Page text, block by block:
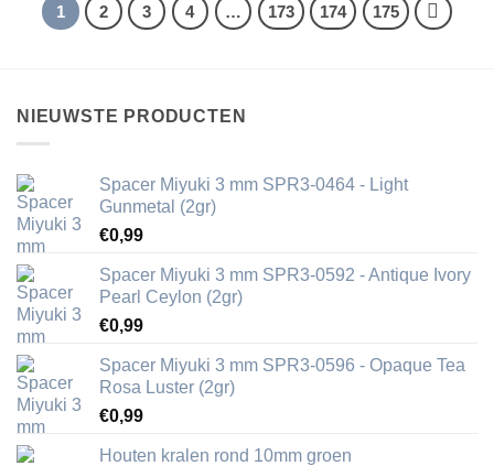
1 2 3 4 … 173 174 175
NIEUWSTE PRODUCTEN
Spacer Miyuki 3 mm SPR3-0464 - Light
Gunmetal (2gr)
€0,99
Spacer Miyuki 3 mm SPR3-0592 - Antique Ivory
Pearl Ceylon (2gr)
€0,99
Spacer Miyuki 3 mm SPR3-0596 - Opaque Tea
Rosa Luster (2gr)
€0,99
Houten kralen rond 10mm groen